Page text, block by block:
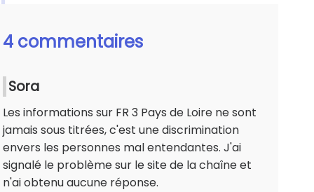
4 commentaires
Sora
Les informations sur FR 3 Pays de Loire ne sont
jamais sous titrées, c'est une discrimination
envers les personnes mal entendantes. J'ai
signalé le problème sur le site de la chaîne et
n'ai obtenu aucune réponse.